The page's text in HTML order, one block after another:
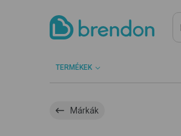
TERMÉKEK
Márkák